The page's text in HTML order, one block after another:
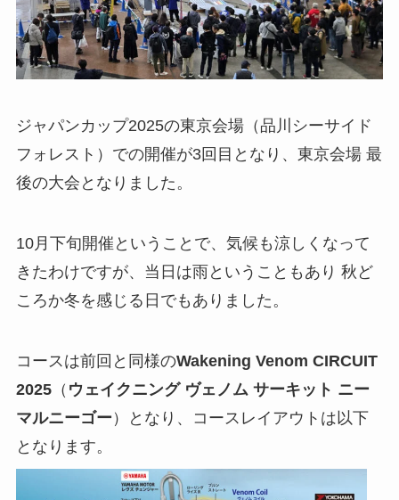
ジャパンカップ2025の東京会場（品川シーサイド
フォレスト）での開催が3回目となり、東京会場 最
後の大会となりました。
10月下旬開催ということで、気候も涼しくなって
きたわけですが、当日は雨ということもあり 秋ど
ころか冬を感じる日でもありました。
コースは前回と同様のWakening Venom CIRCUIT
2025（ ウェイクニング ヴェノム サーキット ニー
マルニーゴー ）となり、コースレイアウトは以下
となります。